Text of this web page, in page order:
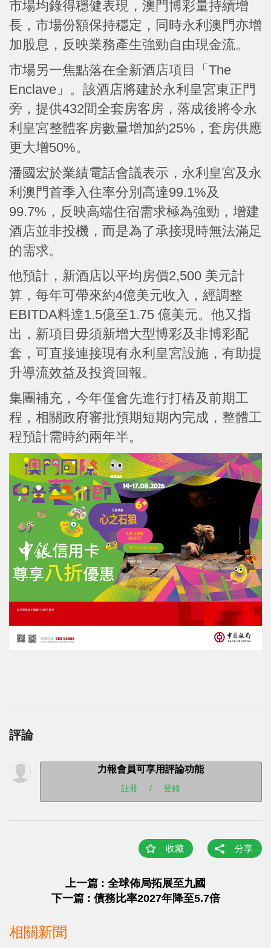
市場均錄得穩健表現，澳門博彩量持續增
長，市場份額保持穩定，同時永利澳門亦增
加股息，反映業務產生強勁自由現金流。
市場另一焦點落在全新酒店項目「The
Enclave」。該酒店將建於永利皇宮東正門
旁，提供432間全套房客房，落成後將令永
利皇宮整體客房數量增加約25%，套房供應
更大增50%。
潘國宏於業績電話會議表示，永利皇宮及永
利澳門首季入住率分別高達99.1%及
99.7%，反映高端住宿需求極為強勁，增建
酒店並非投機，而是為了承接現時無法滿足
的需求。
他預計，新酒店以平均房價2,500 美元計
算，每年可帶來約4億美元收入，經調整
EBITDA料達1.5億至1.75 億美元。他又指
出，新項目毋須新增大型博彩及非博彩配
套，可直接連接現有永利皇宮設施，有助提
升導流效益及投資回報。
集團補充，今年僅會先進行打樁及前期工
程，相關政府審批預期短期內完成，整體工
程預計需時約兩年半。
評論
力報會員可享用評論功能
註冊 / 登錄
收藏 分享
上一篇 : 全球佈局拓展至九國
下一篇 : 債務比率2027年降至5.7倍
相關新聞